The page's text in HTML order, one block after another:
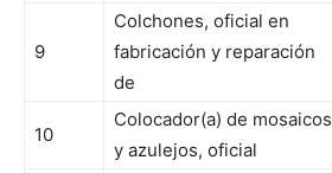
9
Colchones, oficial en
fabricación y reparación
de
10
Colocador(a) de mosaicos
y azulejos, oficial